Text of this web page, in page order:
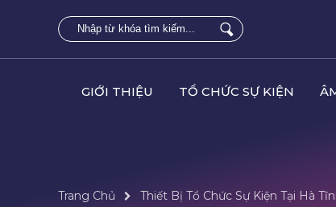
GIỚI THIỆU TỔ CHỨC SỰ KIỆN
Trang Chủ Thiết Bị Tổ Chức Sự Kiện Tại Hà